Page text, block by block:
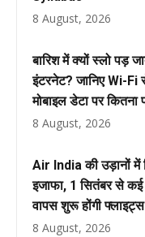
8 August, 2026
बारिश में क्यों स्लो पड़
इंटरनेट? जानिए Wi-
मोबाइल डेटा पर
8 August, 2026
Air India की उड़ानों में
इजाफा, 1 सितंबर से
वापस शुरू होंगी फ्लाइट्स
8 August, 2026